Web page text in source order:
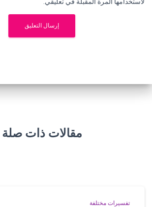
مقالات ذات صلة
تفسيرات مختلفة